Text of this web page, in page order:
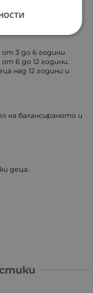
от 3 до 6 години.
6 до 12 години.
над 12 години и
на балансираното и
деца.